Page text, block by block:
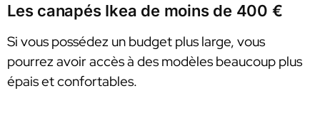
Les canapés Ikea de moins de 400 €
Si vous possédez un budget plus large, vous
pourrez avoir accès à des modèles beaucoup plus
épais et confortables.